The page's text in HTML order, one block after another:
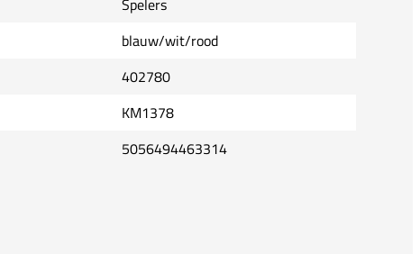
Spelers
blauw/wit/rood
402780
KM1378
5056494463314